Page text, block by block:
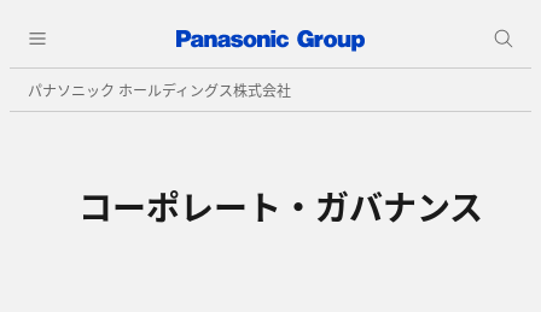
パナソニック ホールディングス株式会社
コーポレート・ガバナンス